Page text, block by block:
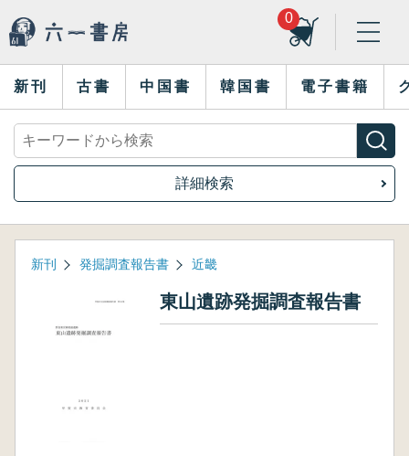
0
新刊 古書 中国書 韓国書 電子書籍
詳細検索
新刊 発掘調査報告書 近畿
東山遺跡発掘調査報告書